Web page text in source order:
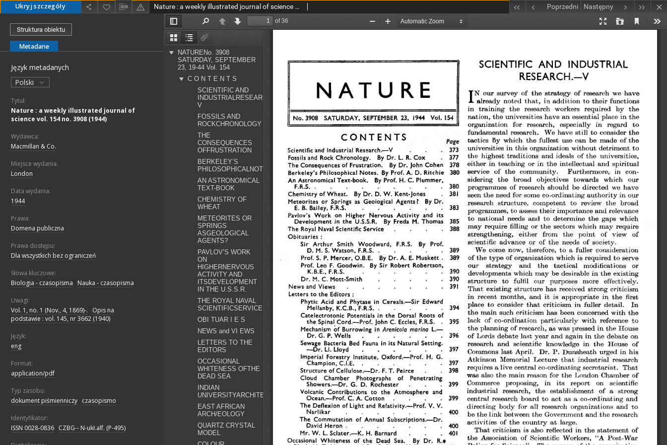
Ukryj szczegóły Nature : a weekly illustrated journal of science vol. 154 no. 3908 (1944) Poprzedni Następny
Struktura obiektu
Metadane
Język metadanych
Polski
Tytuł:
Nature : a weekly illustrated journal of
science vol. 154 no. 3908 (1944)
Wydawca:
Macmillan & Co.
Miejsce wydania:
London
Data wydania:
1944
Prawa:
Domena publiczna
Prawa dostępu:
Dla wszystkich bez ograniczeń
Słowa kluczowe:
Biologia - czasopisma
Nauka - czasopisma
Uwagi:
Vol. 1, no. 1 (Nov., 4, 1869)-.
Opis na
podstawie : vol. 145, nr 3662 (1940)
Język:
eng
Format:
application/pdf
Typ zasobu:
dokument piśmienniczy czasopismo
Identyfikator:
ISSN 0028-0836 CZBG-- N-ukł.alf. (P-495)